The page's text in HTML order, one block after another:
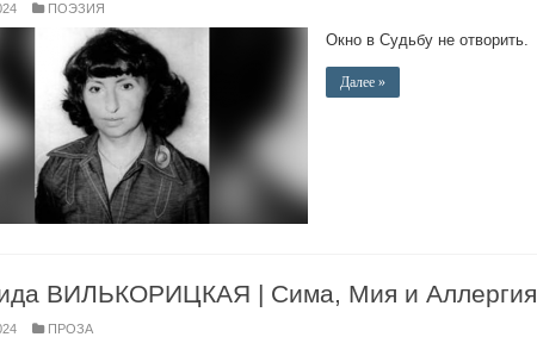
ПОЭЗИЯ
Окно в Судьбу не отворить.
Далее »
ВИЛЬКОРИЦКАЯ | Сима, Мия и Аллергия
ПРОЗА